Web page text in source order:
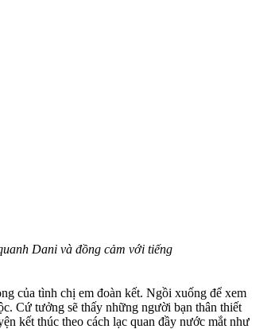
Dani và đồng cảm với tiếng
của tình chị em đoàn kết. Ngồi xuống để xem
Cứ tưởng sẽ thấy những người bạn thân thiết
kết thúc theo cách lạc quan đầy nước mắt như